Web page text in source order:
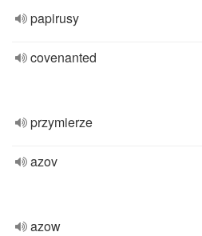
papirusy
covenanted
przymierze
azov
azow